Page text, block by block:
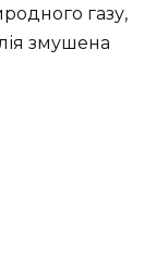
газу,
змушена